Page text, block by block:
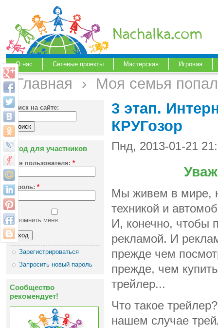
О нас Сетевые проекты Мастерская Игровая
Главная › Моя семья
Поиск на сайте:
Вход для участников
Имя пользователя: *
Пароль: *
Запомнить меня
Зарегистрироваться
Запросить новый пароль
Сообщество
рекомендует!
3 этап.
КРУГозор
Пнд, 2013-01-21
Мы живем в мире,
техникой и
И, конечно, чтобы
рекламой. И
прежде чем
прежде, чем
трейлер...
Что такое
нашем случае